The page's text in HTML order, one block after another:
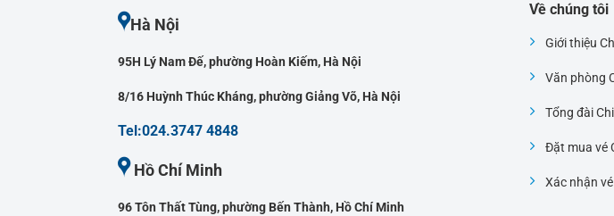
Hà Nội
95H Lý Nam Đế, phường Hoàn Kiếm, Hà Nội
8/16 Huỳnh Thúc Kháng, phường Giảng Võ, Hà Nội
Tel:024.3747 4848
Hồ Chí Minh
96 Tôn Thất Tùng, phường Bến Thành, Hồ Chí Minh
Về chúng tôi
Giới thiệu
Văn phòng
Tổng đài
Đặt mua vé
Xác nhận